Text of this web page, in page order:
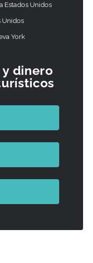
Estados Unidos
Unidos
York
dinero